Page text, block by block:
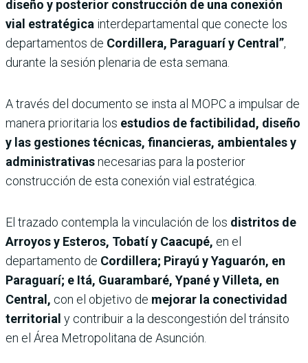
diseño y posterior construcción de una conexión
vial estratégica interdepartamental que conecte los
departamentos de Cordillera, Paraguarí y Central”,
durante la sesión plenaria de esta semana.
A través del documento se insta al MOPC a impulsar de
manera prioritaria los estudios de factibilidad, diseño
y las gestiones técnicas, financieras, ambientales y
administrativasnecesarias para la posterior
construcción de esta conexión vial estratégica.
El trazado contempla la vinculación de los distritos de
Arroyos y Esteros, Tobatí y Caacupé, en el
departamento de Cordillera; Pirayú y Yaguarón, en
Paraguarí; e Itá, Guarambaré, Ypané y Villeta, en
Central, con el objetivo de mejorar la conectividad
territorial y contribuir a la descongestión del tránsito
en el Área Metropolitana de Asunción.